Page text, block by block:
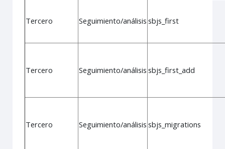
Tercero Seguimiento/análisis sbjs_first
Tercero Seguimiento/análisis sbjs_first_add
Tercero Seguimiento/análisis sbjs_migrations